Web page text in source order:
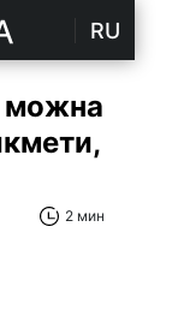
RU
можна
2 мин